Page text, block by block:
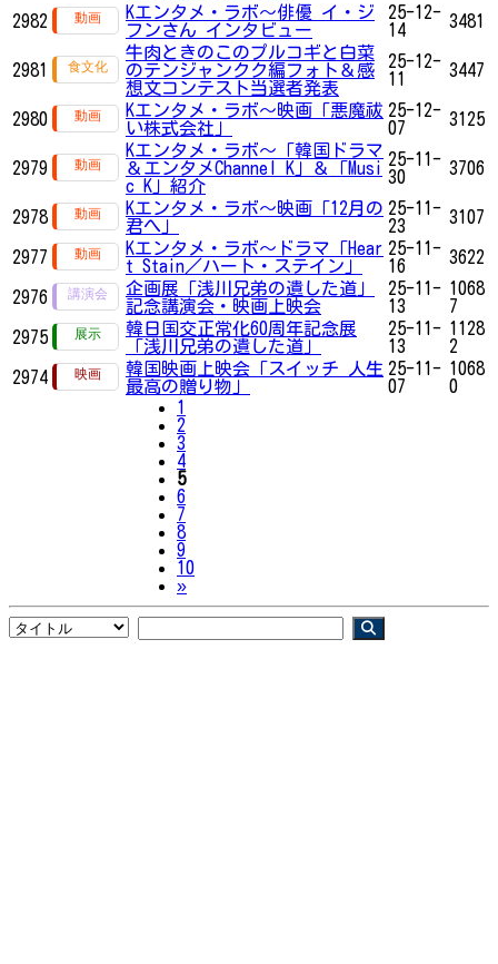
2982
Kエンタメ・ラボ～俳優 イ・ジ
フンさん インタビュー
25-12-
14
3481
2981
牛肉ときのこのプルコギと白菜
のテンジャンクク編フォト＆感
想文コンテスト当選者発表
25-12-
11
3447
2980
Kエンタメ・ラボ～映画「悪魔祓
い株式会社」
25-12-
07
3125
2979
Kエンタメ・ラボ～「韓国ドラマ
＆エンタメChannel K」＆「Musi
c K」紹介
25-11-
30
3706
2978
Kエンタメ・ラボ～映画「12月の
君へ」
25-11-
23
3107
2977
Kエンタメ・ラボ～ドラマ「Hear
t Stain／ハート・ステイン」
25-11-
16
3622
2976
企画展「浅川兄弟の遺した道」
記念講演会・映画上映会
25-11-
13
1068
7
2975
韓日国交正常化60周年記念展
「浅川兄弟の遺した道」
25-11-
13
1128
2
2974
韓国映画上映会「スイッチ 人生
最高の贈り物」
25-11-
07
1068
0
1
2
3
4
5
6
7
8
9
10
»Next